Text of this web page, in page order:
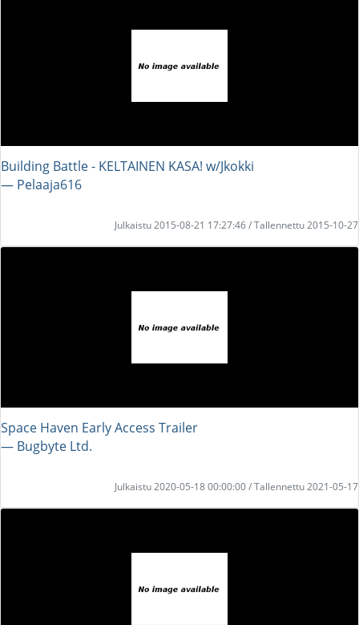
Building Battle - KELTAINEN KASA! w/Jkokki
― Pelaaja616
Julkaistu 2015-08-21 17:27:46 / Tallennettu 2015-10-27
Space Haven Early Access Trailer
― Bugbyte Ltd.
Julkaistu 2020-05-18 00:00:00 / Tallennettu 2021-05-17